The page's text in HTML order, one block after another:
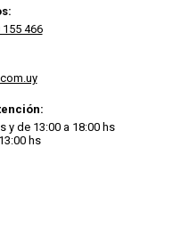
155 466
y de 13:00 a 18:00 hs
hs